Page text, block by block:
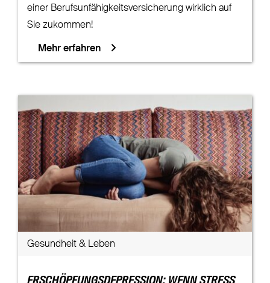
einer Berufsunfähigkeitsversicherung wirklich auf
Sie zukommen!
Mehr erfahren
Gesundheit & Leben